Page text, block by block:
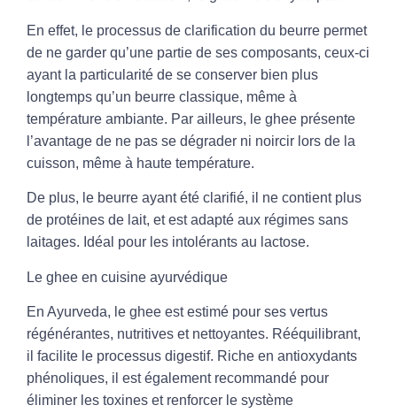
En effet, le processus de clarification du beurre permet
de ne garder qu’une partie de ses composants, ceux-ci
ayant la particularité de se conserver bien plus
longtemps qu’un beurre classique, même à
température ambiante. Par ailleurs, le ghee présente
l’avantage de ne pas se dégrader ni noircir lors de la
cuisson, même à haute température.
De plus, le beurre ayant été clarifié, il ne contient plus
de protéines de lait, et est adapté aux régimes sans
laitages. Idéal pour les intolérants au lactose.
Le ghee en cuisine ayurvédique
En Ayurveda, le ghee est estimé pour ses vertus
régénérantes, nutritives et nettoyantes. Rééquilibrant,
il facilite le processus digestif. Riche en antioxydants
phénoliques, il est également recommandé pour
éliminer les toxines et renforcer le système